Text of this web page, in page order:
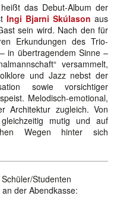
das Debut-Album der
Ingi Bjarni Skúlason aus
sein wird. Nach den für
Erkundungen des Trio-
in übertragendem Sinne –
versammelt,
und Jazz nebst der
sowie vorsichtiger
Melodisch-emotional,
Architektur zugleich. Von
mutig und auf
Wegen hinter sich
Studenten
der Abendkasse: